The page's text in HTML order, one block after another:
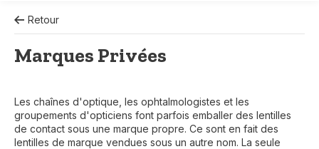
Retour
Marques Privées
Les chaînes d'optique, les ophtalmologistes et les
groupements d'opticiens font parfois emballer des lentilles
de contact sous une marque propre. Ce sont en fait des
lentilles de marque vendues sous un autre nom. La seule